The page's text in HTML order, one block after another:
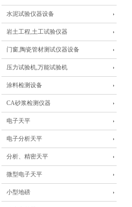
水泥试验仪器设备
岩土工程,土工试验仪器
门窗,陶瓷管材测试仪器设备
压力试验机,万能试验机
涂料检测设备
CA砂浆检测仪器
电子天平
电子分析天平
分析、精密天平
微型电子天平
小型地磅